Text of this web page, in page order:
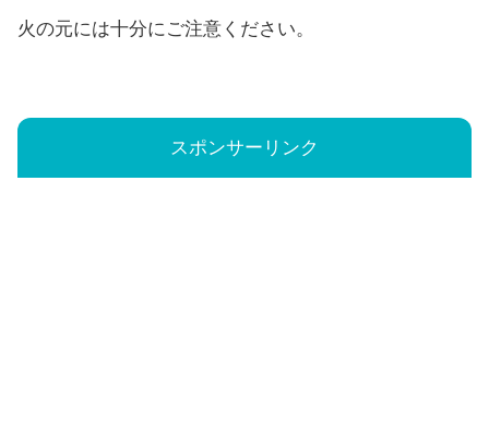
火の元には十分にご注意ください。
スポンサーリンク